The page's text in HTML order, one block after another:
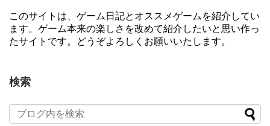
このサイトは、ゲーム日記とオススメゲームを紹介してい
ます。ゲーム本来の楽しさを改めて紹介したいと思い作っ
たサイトです。どうぞよろしくお願いいたします。
検索